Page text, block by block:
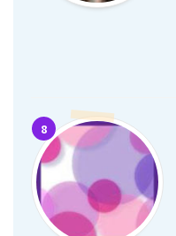
8